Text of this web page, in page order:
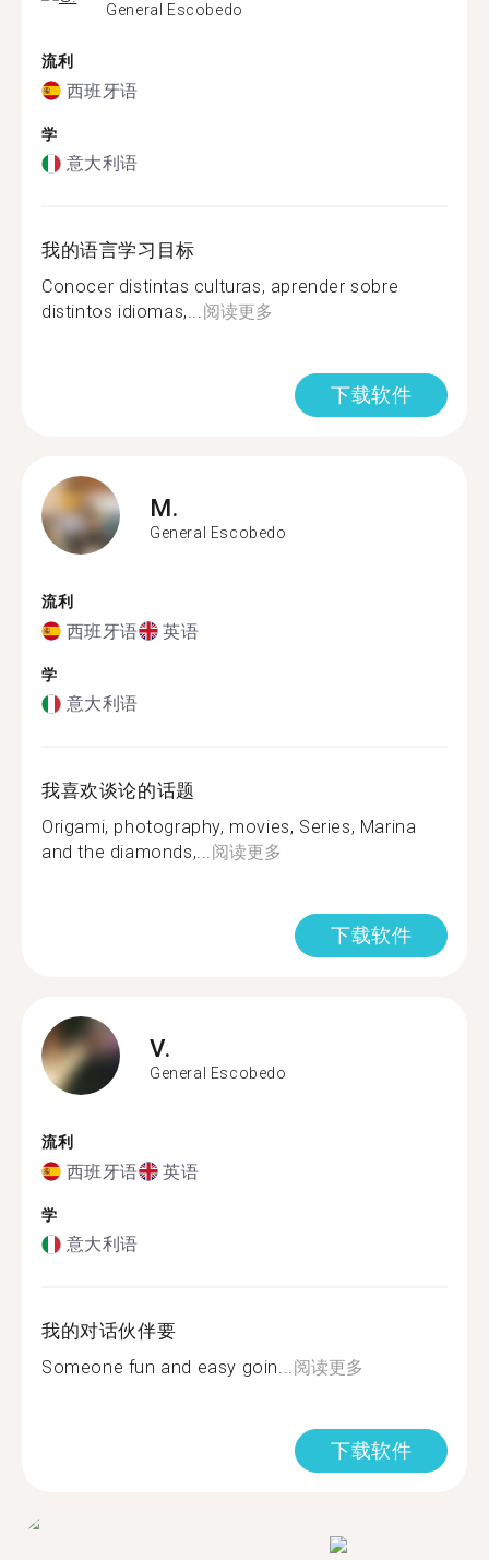
General Escobedo
流利
西班牙语
学
意大利语
我的语言学习目标
Conocer distintas culturas, aprender sobre
distintos idiomas,...阅读更多
下载软件
M.
General Escobedo
流利
西班牙语 英语
学
意大利语
我喜欢谈论的话题
Origami, photography, movies, Series, Marina
and the diamonds,...阅读更多
下载软件
V.
General Escobedo
流利
西班牙语 英语
学
意大利语
我的对话伙伴要
Someone fun and easy goin...阅读更多
下载软件